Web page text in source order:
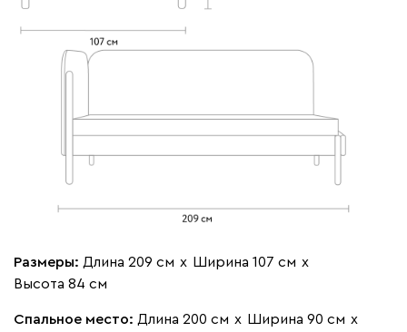
Изумруд Марсала Молочный
Песочный
Ланза
Размеры: Длина 209 см х Ширина 107 см х
Высота 84 см
Спальное место: Длина 200 см х Ширина 90 см х